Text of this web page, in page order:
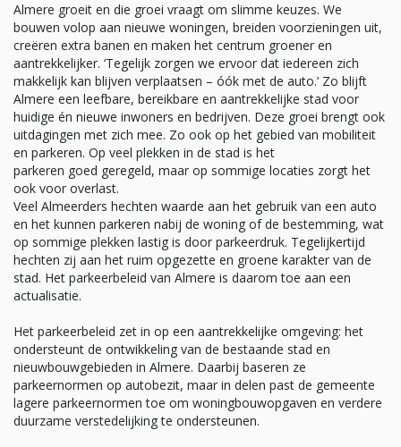
Almere groeit en die groei vraagt om slimme keuzes. We
bouwen volop aan nieuwe woningen, breiden voorzieningen uit,
creëren extra banen en maken het centrum groener en
aantrekkelijker. ‘Tegelijk zorgen we ervoor dat iedereen zich
makkelijk kan blijven verplaatsen – óók met de auto.’ Zo blijft
Almere een leefbare, bereikbare en aantrekkelijke stad voor
huidige én nieuwe inwoners en bedrijven. Deze groei brengt ook
uitdagingen met zich mee. Zo ook op het gebied van mobiliteit
en parkeren. Op veel plekken in de stad is het
parkeren goed geregeld, maar op sommige locaties zorgt het
ook voor overlast.
Veel Almeerders hechten waarde aan het gebruik van een auto
en het kunnen parkeren nabij de woning of de bestemming, wat
op sommige plekken lastig is door parkeerdruk. Tegelijkertijd
hechten zij aan het ruim opgezette en groene karakter van de
stad. Het parkeerbeleid van Almere is daarom toe aan een
actualisatie.
Het parkeerbeleid zet in op een aantrekkelijke omgeving: het
ondersteunt de ontwikkeling van de bestaande stad en
nieuwbouwgebieden in Almere. Daarbij baseren ze
parkeernormen op autobezit, maar in delen past de gemeente
lagere parkeernormen toe om woningbouwopgaven en verdere
duurzame verstedelijking te ondersteunen.